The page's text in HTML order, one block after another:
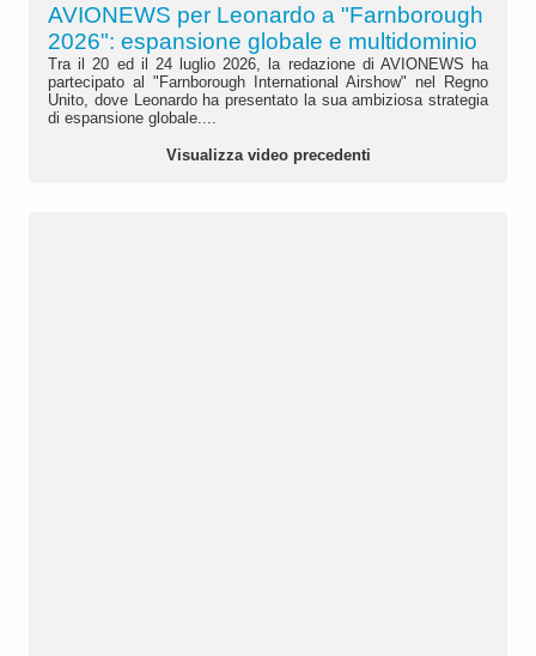
AVIONEWS per Leonardo a "Farnborough
2026": espansione globale e multidominio
Tra il 20 ed il 24 luglio 2026, la redazione di AVIONEWS ha
partecipato al "Farnborough International Airshow" nel Regno
Unito, dove Leonardo ha presentato la sua ambiziosa strategia
di espansione globale....
Visualizza video precedenti